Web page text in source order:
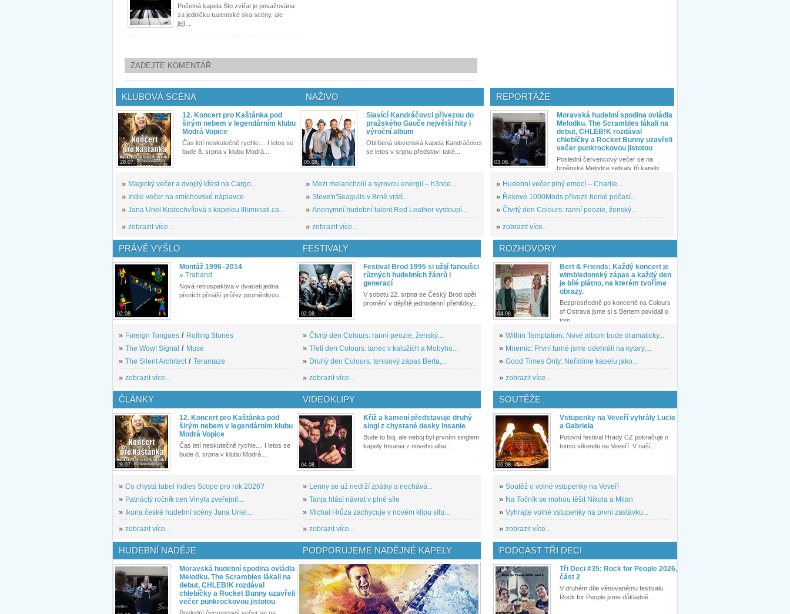
Početná kapela Sto zvířat je považována
za jedničku tuzemské ska scény, ale
její...
ZADEJTE KOMENTÁŘ
KLUBOVÁ SCÉNA
28.07.
12. Koncert pro Kaštánka pod
širým nebem v legendárním klubu
Modrá Vopice
Čas letí neskutečně rychle.... I letos se
bude 8. srpna v klubu Modrá...
» Magický večer a dvojitý křest na Cargo...
» Indie večer na smíchovské náplavce
» Jana Uriel Kratochvílová s kapelou Illuminati.ca...
» zobrazit více...
NAŽIVO
05.08.
Slavící Kandráčovci přivezou do
pražského Gauče největší hity i
výroční album
Oblíbená slovenská kapela Kandráčovci
se letos v srpnu představí také...
» Mezi melancholií a syrovou energií – h3nce...
» Steve'n'Seagulls v Brně vrátí...
» Anonymní hudební talent Red Leather vystoupí...
» zobrazit více...
REPORTÁŽE
03.08.
Moravská hudební spodina ovládla
Melodku. The Scrambles lákali na
debut, CHLEB!K rozdával
chlebíčky a Rocket Bunny uzavřeli
večer punkrockovou jistotou
Poslední červencový večer se na
brněnské Melodce setkaly tři kapely...
» Hudební večer plný emocí – Charlie...
» Řekové 1000Mods přivezli horké počasí...
» Čtvrtý den Colours: ranní peozie, ženský...
» zobrazit více...
PRÁVĚ VYŠLO
02.08.
Montáž 1996–2014
» Traband
Nová retrospektiva v dvaceti jedna
písních přináší průřez proměnlivou...
» Foreign Tongues / Rolling Stones
» The Wow! Signal / Muse
» The Silent Architect / Teramaze
» zobrazit více...
FESTIVALY
02.08.
Festival Brod 1995 si užijí fanoušci
různých hudebních žánrů i
generací
V sobotu 22. srpna se Český Brod opět
promění v dějiště jednodenní přehlídky...
» Čtvrtý den Colours: ranní peozie, ženský...
» Třetí den Colours: tanec v kalužích a Mobyho...
» Druhý den Colours: tenisový zápas Berta,...
» zobrazit více...
ROZHOVORY
04.08.
Bert & Friends: Každý koncert je
wimbledonský zápas a každý den
je bílé plátno, na kterém tvoříme
obrazy.
Bezprostředně po koncertě na Colours
of Ostrava jsme si s Bertem povídali o
tom,...
» Within Temptation: Nové album bude dramaticky...
» Mnemic: První turné jsme odehráli na kytary,...
» Good Times Only: Neřídíme kapelu jako...
» zobrazit více...
ČLÁNKY
28.07.
12. Koncert pro Kaštánka pod
širým nebem v legendárním klubu
Modrá Vopice
Čas letí neskutečně rychle.... I letos se
bude 8. srpna v klubu Modrá...
» Co chystá label Indies Scope pro rok 2026?
» Patnáctý ročník cen Vinyla zveřejnil...
»
Ikona české hudební scény Jana Uriel...
» zobrazit více...
VIDEOKLIPY
04.08.
Kříž a kamení představuje druhý
singl z chystané desky Insanie
Bude to boj, ale neboj byl prvním singlem
kapely Insania z nového alba...
» Lenny se už nedrží zpátky a nechává...
» Tanja hlásí návrat v plné síle
» Michal Hrůza zachycuje v novém klipu sílu...
» zobrazit více...
SOUTĚŽE
06.08.
Vstupenky na Veveří vyhrály Lucie
a Gabriela
Putovní festival Hrady CZ pokračuje o
tomto víkendu na Veveří. V naší...
» Soutěž o volné vstupenky na Veveří
» Na Točník se mohou těšit Nikola a Milan
» Vyhrajte volné vstupenky na první zastávku...
» zobrazit více...
HUDEBNÍ NADĚJE
Moravská hudební spodina ovládla
Melodku. The Scrambles lákali na
debut, CHLEB!K rozdával
chlebíčky a Rocket Bunny uzavřeli
večer punkrockovou jistotou
PODPORUJEME NADĚJNÉ KAPELY PODCAST TŘI DECI
Tři Deci #35: Rock for People 2026,
část 2
V druhém díle věnovanému festivalu
Rock for People jsme důkladně...